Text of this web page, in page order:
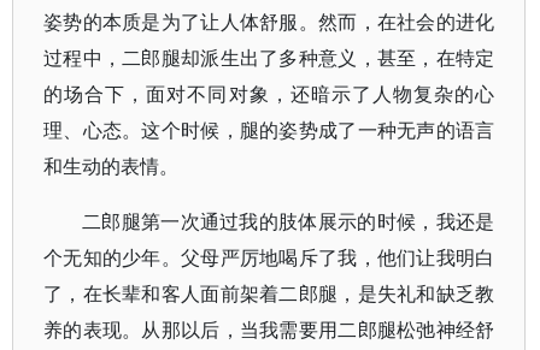
姿势的本质是为了让人体舒服。然而，在社会的进化
过程中，二郎腿却派生出了多种意义，甚至，在特定
的场合下，面对不同对象，还暗示了人物复杂的心
理、心态。这个时候，腿的姿势成了一种无声的语言
和生动的表情。
二郎腿第一次通过我的肢体展示的时候，我还是
个无知的少年。父母严厉地喝斥了我，他们让我明白
了，在长辈和客人面前架着二郎腿，是失礼和缺乏教
养的表现。从那以后，当我需要用二郎腿松弛神经舒